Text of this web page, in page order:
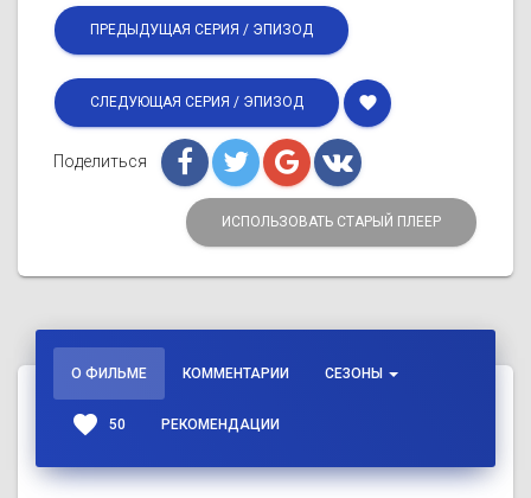
ПРЕДЫДУЩАЯ СЕРИЯ / ЭПИЗОД
СЛЕДУЮЩАЯ СЕРИЯ / ЭПИЗОД favorite
Поделиться
ИСПОЛЬЗОВАТЬ СТАРЫЙ ПЛЕЕР
О ФИЛЬМЕ КОММЕНТАРИИ СЕЗОНЫ
favorite 50 РЕКОМЕНДАЦИИ